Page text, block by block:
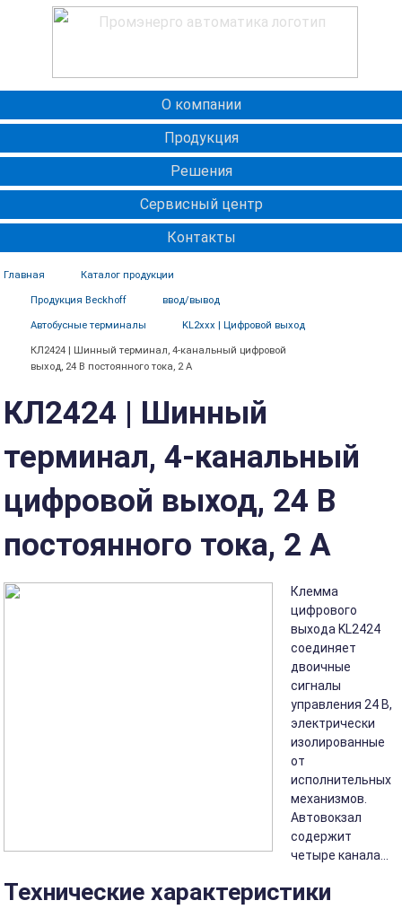
О компании
Продукция
Решения
Сервисный центр
Контакты
Главная Каталог продукции
Продукция Beckhoff ввод/вывод
Автобусные терминалы KL2xxx | Цифровой выход
КЛ2424 | Шинный терминал, 4-канальный цифровой
выход, 24 В постоянного тока, 2 А
КЛ2424 | Шинный
терминал, 4-канальный
цифровой выход, 24 В
постоянного тока, 2 А
Клемма
цифрового
выхода KL2424
соединяет
двоичные
сигналы
управления 24 В,
электрически
изолированные
от
исполнительных
механизмов.
Автовокзал
содержит
четыре канала...
Технические характеристики